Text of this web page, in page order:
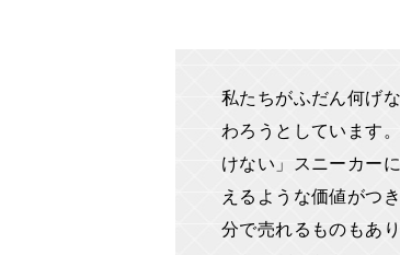
私たちがふだん何げ
わろうとしています
けない」スニーカー
えるような価値がつ
分で売れるものもあ